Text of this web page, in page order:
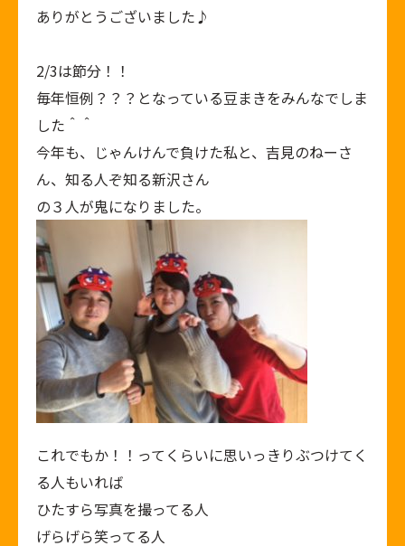
ありがとうございました♪
2/3は節分！！
毎年恒例？？？となっている豆まきをみんなでしま
した＾＾
今年も、じゃんけんで負けた私と、吉見のねーさ
ん、知る人ぞ知る新沢さん
の３人が鬼になりました。
これでもか！！ってくらいに思いっきりぶつけてく
る人もいれば
ひたすら写真を撮ってる人
げらげら笑ってる人